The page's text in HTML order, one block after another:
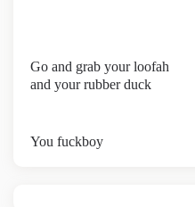
Go and grab your loofah
and your rubber duck
You fuckboy